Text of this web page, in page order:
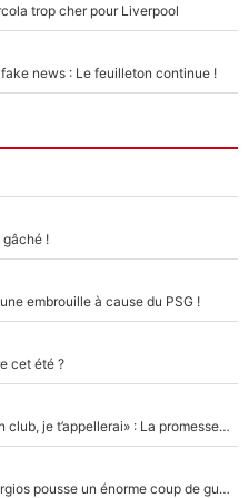
trop cher pour Liverpool
news : Le feuilleton continue !
gâché !
embrouille à cause du PSG !
cet été ?
Mercato - OM - «Dès que je prends un club, je t’appellerai» : La promesse de Marcelino au moment de claquer la porte
Victime de racisme contre Murray, Kyrgios pousse un énorme coup de gueule !